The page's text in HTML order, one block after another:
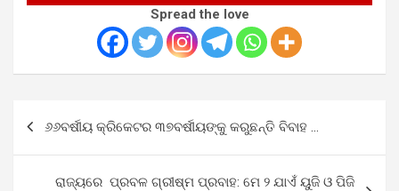
Spread the love
navigation
୬୬ବର୍ଷୀୟ କ୍ରିକେଟର ୩୭ବର୍ଷୀୟଙ୍କୁ କରୁଛନ୍ତି ବିବାହ …
ରାଜ୍ୟରେ ପ୍ରବଳ ଗ୍ରୀଷ୍ମ ପ୍ରବାହ: ମେ ୨ ଯାଏଁ ୟୁଜି ଓ ପିଜି